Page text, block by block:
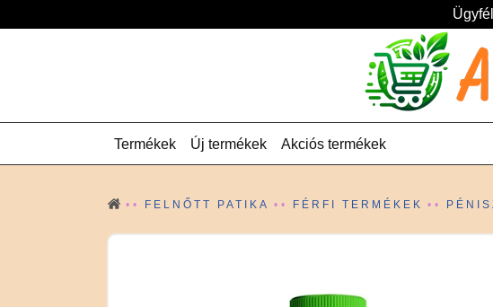
Termékek Új termékek Akciós termékek
FELNŐTT PATIKA FÉRFI TERMÉKEK